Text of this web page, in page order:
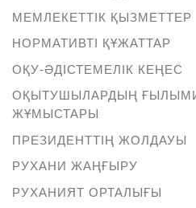
МЕМЛЕКЕТТІК ҚЫЗМЕТТЕР
НОРМАТИВТІ ҚҰЖАТТАР
ОҚУ-ӘДІСТЕМЕЛІК КЕҢЕС
ОҚЫТУШЫЛАРДЫҢ
ЖҰМЫСТАРЫ
ПРЕЗИДЕНТТІҢ ЖОЛДАУЫ
РУХАНИ ЖАҢҒЫРУ
РУХАНИЯТ ОРТАЛЫҒЫ